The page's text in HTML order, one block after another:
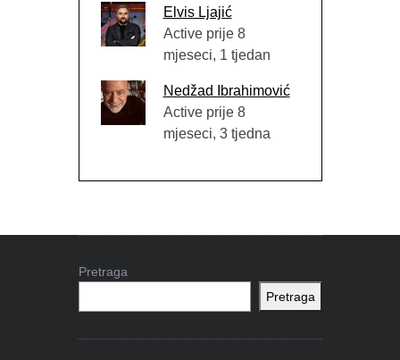
Elvis Ljajić
Active prije 8
mjeseci, 1 tjedan
Nedžad Ibrahimović
Active prije 8
mjeseci, 3 tjedna
Pretraga
Pretraga